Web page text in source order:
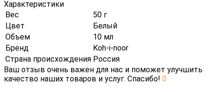
Характеристики
Вес
50 г
Цвет
Белый
Объем
10 мл
Бренд
Koh-i-noor
Страна происхождения Россия
Ваш отзыв очень важен для нас и поможет улучшить
качество наших товаров и услуг. Спасибо! 0